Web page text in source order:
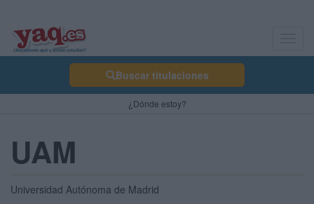
Buscar titulaciones
¿Dónde estoy?
UAM
Universidad Autónoma de Madrid